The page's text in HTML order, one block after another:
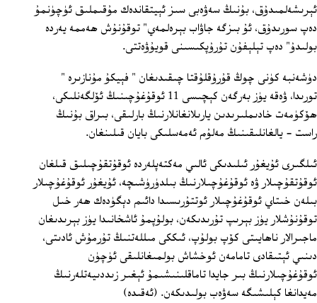
ئېرىشەلمىدۇق، بۇنىڭ سەۋەبى سىز ئېيتقاندەك مۇقىملىق ئۈچۈنمۇ
دەپ سورىدۇق، ئۇ بىزگە جاۋاب بېرەلمەي" توقۇنۇش ھەممە يەردە
بولىدۇ" دەپ تېلېفۇن تۇرۇپكىسىنى قويۇۋەتتى.
دۈشەنبە كۈنى چوڭ قۇرۇقلۇقتا چىقىدىغان " فېيكۇ مۇنازىرە "
تورىدا، ۋەقە يۈز بەرگەن كېچىسى 11 ئوقۇغۇچىنىڭ ئۆلگەنلىكى،
ھۆكۈمەت خادىملىرىدىن يارىلانغانلارنىڭ بارلىقى، بىراق بۇنىڭ
راست ‏- يالغانلىقىنىڭ مەلۇم ئەمەسلىكى بايان قىلىنغان.
ئىلگىرى ئۇيغۇر ئىلىدىكى ئالىي مەكتەپلەردە ئوقۇتقۇچىلىق قىلغان
ئوقۇتقۇچىلار ۋە ئوقۇغۇچىلارنىڭ بىلدۈرۈشىچە، ئۇيغۇر ئوقۇغۇچىلار
بىلەن خىتاي ئوقۇغۇچىلار ئوتتۇرىسىدا دائىم دېگۈدەك ھەر خىل
توقۇنۇشلار يۈز بېرىپ تۇرىدىكەن، بولۇپمۇ ئاشخانىدا يۈز بېرىدىغان
ماجىرالار ناھايىتى كۆپ بولۇپ، ئىككى مىللەتنىڭ تۇرمۇش ئادىتى،
دىنىي ئېتىقادى تامامەن ئوخشاش بولمىغانلىقى ئۈچۈن
ئوقۇغۇچىلارنىڭ بىر جايدا تاماقلىنىشىمۇ ئېغىر زىددىيەتلەرنىڭ
مەيدانغا كېلىشىگە سەۋەب بولىدىكەن. (ئەقىدە)